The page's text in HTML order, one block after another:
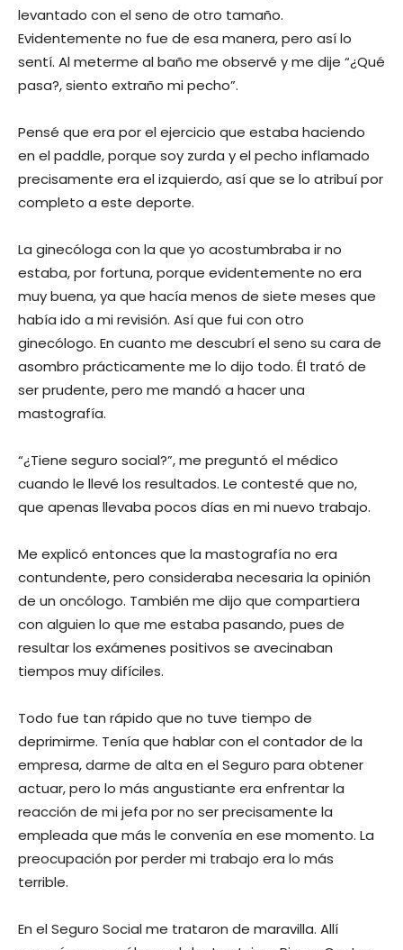
levantado con el seno de otro tamaño.
Evidentemente no fue de esa manera, pero así lo
sentí. Al meterme al baño me observé y me dije “¿Qué
pasa?, siento extraño mi pecho”.
Pensé que era por el ejercicio que estaba haciendo
en el paddle, porque soy zurda y el pecho inflamado
precisamente era el izquierdo, así que se lo atribuí por
completo a este deporte.
La ginecóloga con la que yo acostumbraba ir no
estaba, por fortuna, porque evidentemente no era
muy buena, ya que hacía menos de siete meses que
había ido a mi revisión. Así que fui con otro
ginecólogo. En cuanto me descubrí el seno su cara de
asombro prácticamente me lo dijo todo. Él trató de
ser prudente, pero me mandó a hacer una
mastografía.
“¿Tiene seguro social?”, me preguntó el médico
cuando le llevé los resultados. Le contesté que no,
que apenas llevaba pocos días en mi nuevo trabajo.
Me explicó entonces que la mastografía no era
contundente, pero consideraba necesaria la opinión
de un oncólogo. También me dijo que compartiera
con alguien lo que me estaba pasando, pues de
resultar los exámenes positivos se avecinaban
tiempos muy difíciles.
Todo fue tan rápido que no tuve tiempo de
deprimirme. Tenía que hablar con el contador de la
empresa, darme de alta en el Seguro para obtener
actuar, pero lo más angustiante era enfrentar la
reacción de mi jefa por no ser precisamente la
empleada que más le convenía en ese momento. La
preocupación por perder mi trabajo era lo más
terrible.
En el Seguro Social me trataron de maravilla. Allí